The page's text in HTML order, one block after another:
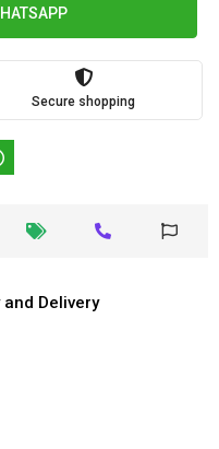
Secure shopping
Delivery